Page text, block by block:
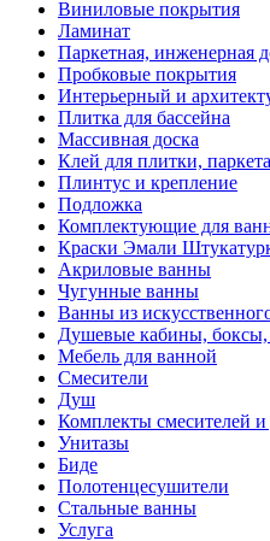
Виниловые покрытия
Ламинат
Паркетная, инженерная
Пробковые покрытия
Интерьерный и
Плитка для бассейна
Массивная доска
Клей для плитки,
Плинтус и крепление
Подложка
Комплектующие для
Краски Эмали
Акриловые ванны
Чугунные ванны
Ванны из
Душевые кабины,
Мебель для ванной
Смесители
Душ
Комплекты смесителей
Унитазы
Биде
Полотенцесушители
Стальные ванны
Услуга